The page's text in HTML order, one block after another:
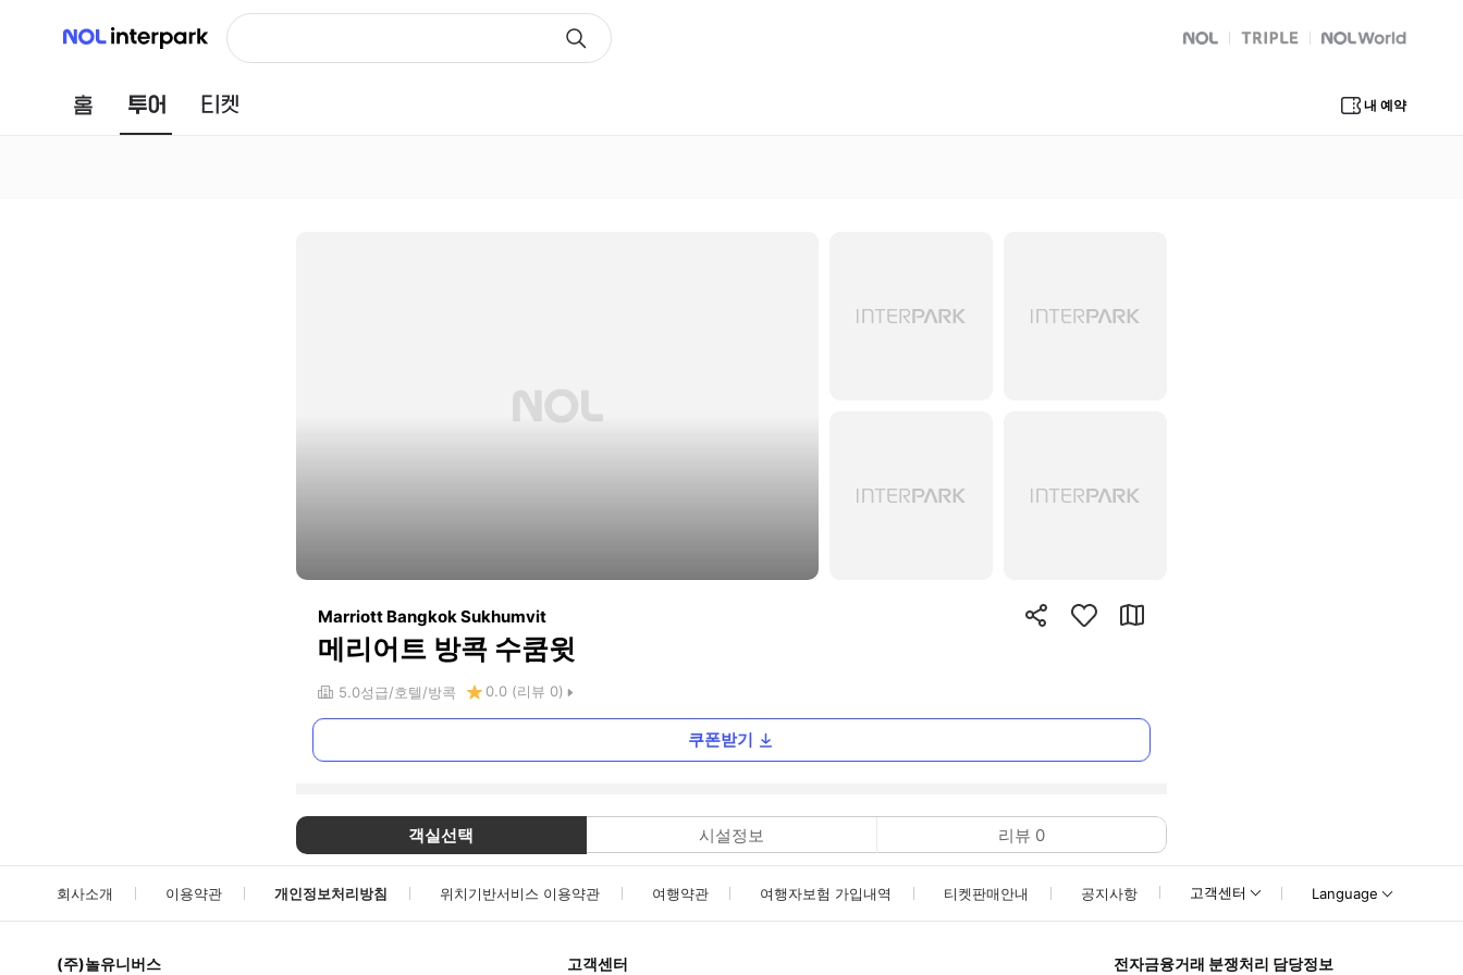
NOL 인터파크
NOL
트리플 Global Interpark
홈 투어 내 예약
Marriott Bangkok Sukhumvit
메리어트 방콕 수쿰윗
5.0성급 호텔 방콕 0.0 (리뷰 0)
쿠폰받기
객실선택 시설정보 리뷰 0
회사소개 이용약관 개인정보처리방침 위치기반서비스 이용약관 여행약관 여행자보험 가입내역 티켓판매안내 공지사항 고객센터 Language
(주)놀유니버스 고객센터 전자금융거래 분쟁처리 담당정보